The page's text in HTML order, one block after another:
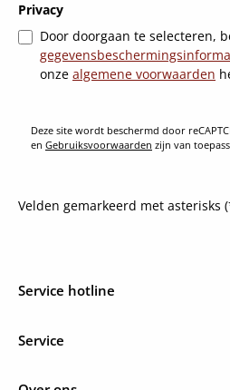
Privacy
Door doorgaan te selecteren,
onze algemene voorwaarden
Deze site wordt beschermd door
en Gebruiksvoorwaarden zijn van
Velden gemarkeerd met asterisks
Service hotline
Service